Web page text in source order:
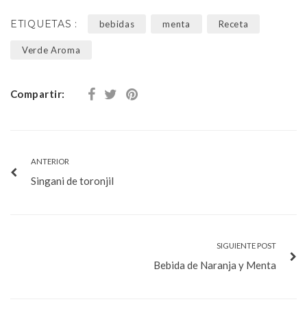
ETIQUETAS : bebidas menta Receta
Verde Aroma
Compartir:
ANTERIOR
Singani de toronjil
SIGUIENTE POST
Bebida de Naranja y Menta